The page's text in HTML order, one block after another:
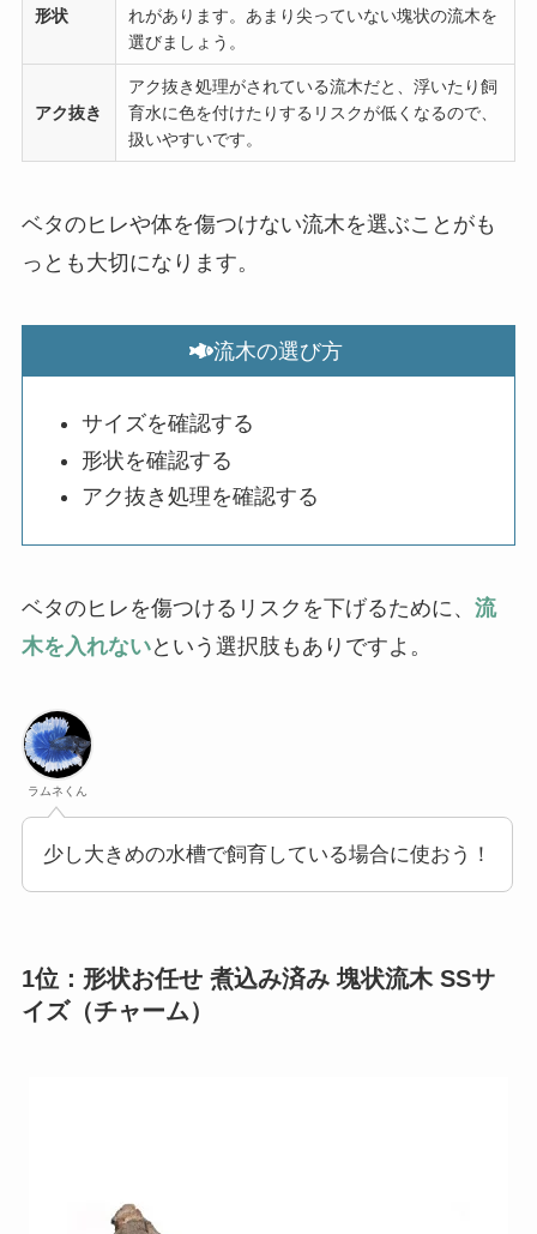
形状
れがあります。あまり尖っていない塊状の流木を
選びましょう。
アク抜き
アク抜き処理がされている流木だと、浮いたり飼
育水に色を付けたりするリスクが低くなるので、
扱いやすいです。
ベタのヒレや体を傷つけない流木を選ぶことがも
っとも大切になります。
流木の選び方
サイズを確認する
形状を確認する
アク抜き処理を確認する
ベタのヒレを傷つけるリスクを下げるために、 流
木を入れないという選択肢もありですよ。
ラムネくん
少し大きめの水槽で飼育している場合に使おう！
1位：形状お任せ 煮込み済み 塊状流木 SSサ
イズ（チャーム）